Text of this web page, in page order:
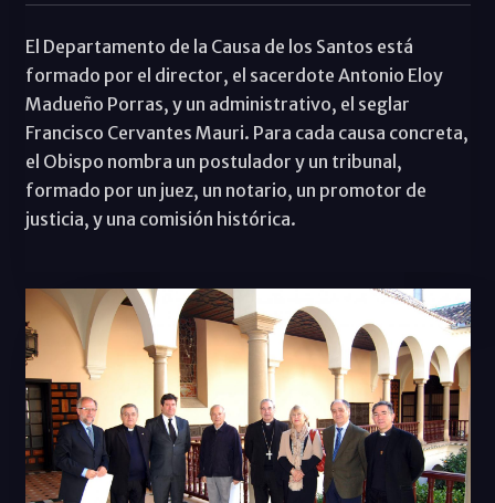
El Departamento de la Causa de los Santos está
formado por el director, el sacerdote Antonio Eloy
Madueño Porras, y un administrativo, el seglar
Francisco Cervantes Mauri. Para cada causa concreta,
el Obispo nombra un postulador y un tribunal,
formado por un juez, un notario, un promotor de
justicia, y una comisión histórica.